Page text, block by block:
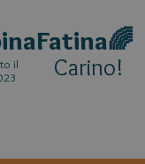
il
Carino!